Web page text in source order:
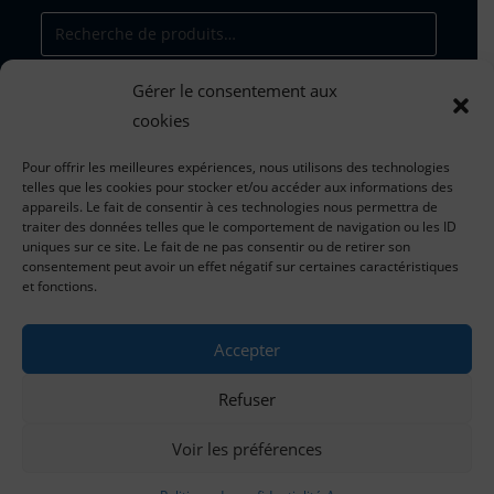
Gérer le consentement aux
cookies
Pour offrir les meilleures expériences, nous utilisons des technologies
telles que les cookies pour stocker et/ou accéder aux informations des
appareils. Le fait de consentir à ces technologies nous permettra de
traiter des données telles que le comportement de navigation ou les ID
uniques sur ce site. Le fait de ne pas consentir ou de retirer son
consentement peut avoir un effet négatif sur certaines caractéristiques
et fonctions.
Accepter
Refuser
Voir les préférences
RECHERCHE
Tarifs valables du 1er janvier 202
au 31 décembre 2025
*dans la limite des stocks disponibles
pour toute information concernant les tarifs, les
commandes et le suivi des expéditions
contact@chateau-de-tiregand.com